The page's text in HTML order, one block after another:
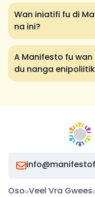
Wan iniatifi fu di
na ini?
A Manifesto fu
du nanga
Oso Veel Vra Gwees